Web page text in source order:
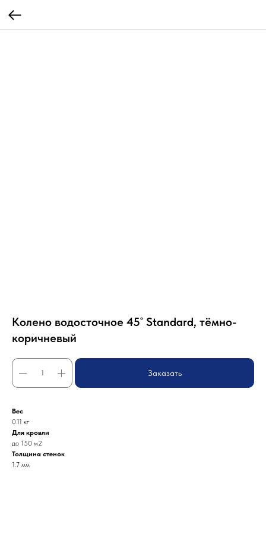
Колено водосточное 45˚ Standard, тёмно-
коричневый
Заказать
Вес
0.11 кг
Для кровли
до 150 м2
Толщина стенок
1.7 мм